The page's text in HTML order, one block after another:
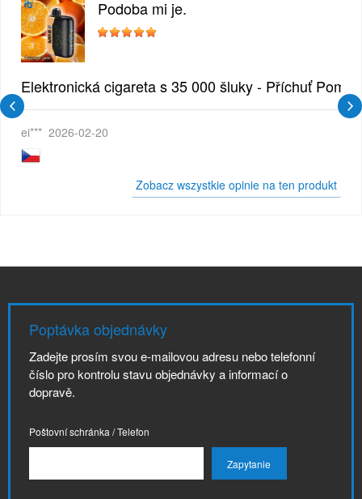
| Krémová sladká příchuť
Podoba mi je.
Elektronická cigareta s 35 000 šluky - Příchuť
ei*** 2026-02-20
Zobacz wszystkie opinie na ten produkt
Poptávka objednávky
Zadejte prosím svou e-mailovou adresu nebo telefonní
číslo pro kontrolu stavu objednávky a informací o
dopravě.
Poštovní schránka / Telefon